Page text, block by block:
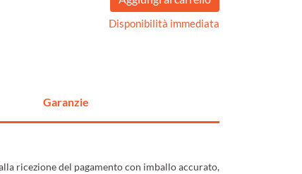
Disponibilità immediata
Garanzie
ricezione del pagamento con imballo accurato,